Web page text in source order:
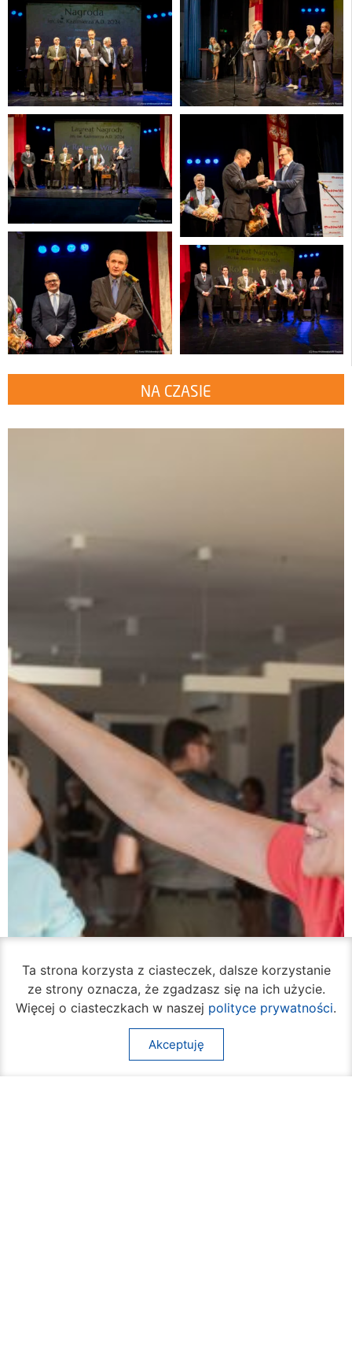
NA CZASIE
Ta strona korzysta z ciasteczek, dalsze korzystanie
ze strony oznacza, że zgadzasz się na ich użycie.
Więcej o ciasteczkach w naszej polityce prywatności.
Akceptuję